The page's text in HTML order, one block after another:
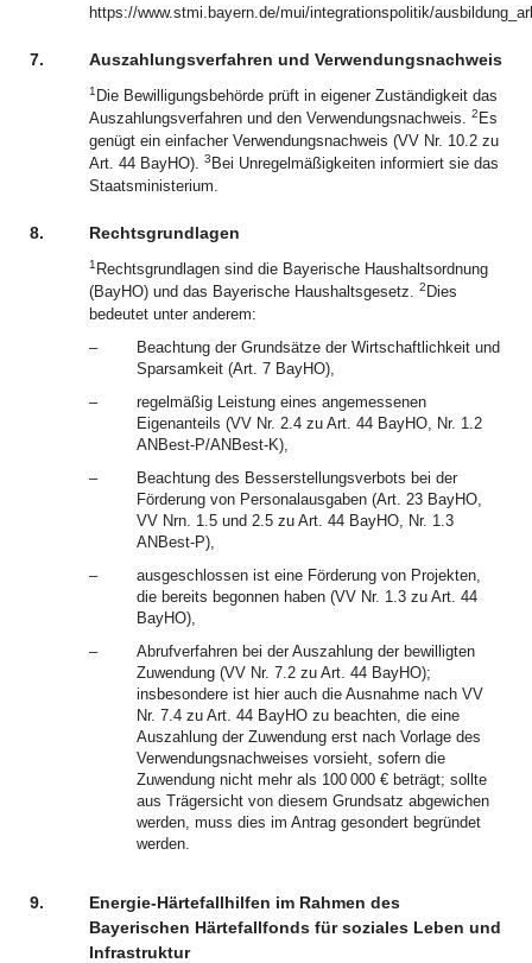
https://www.stmi.bayern.de/mui/integrationspolitik/
7. Auszahlungsverfahren und Verwendungsnachweis
1 Die Bewilligungsbehörde prüft in eigener Zuständigkeit das
Auszahlungsverfahren und den Verwendungsnachweis. 2 Es
genügt ein einfacher Verwendungsnachweis (VV Nr. 10.2 zu
Art. 44 BayHO). 3 Bei Unregelmäßigkeiten informiert sie das
Staatsministerium.
8. Rechtsgrundlagen
1 Rechtsgrundlagen sind die Bayerische Haushaltsordnung
(BayHO) und das Bayerische Haushaltsgesetz. 2 Dies
bedeutet unter anderem:
–
Beachtung der Grundsätze der Wirtschaftlichkeit und
Sparsamkeit (Art. 7 BayHO),
–
regelmäßig Leistung eines angemessenen
Eigenanteils (VV Nr. 2.4 zu Art. 44 BayHO, Nr. 1.2
ANBest-P/ANBest-K),
–
Beachtung des Besserstellungsverbots bei der
Förderung von Personalausgaben (Art. 23 BayHO,
VV Nrn. 1.5 und 2.5 zu Art. 44 BayHO, Nr. 1.3
ANBest-P),
–
ausgeschlossen ist eine Förderung von Projekten,
die bereits begonnen haben (VV Nr. 1.3 zu Art. 44
BayHO),
–
Abrufverfahren bei der Auszahlung der bewilligten
Zuwendung (VV Nr. 7.2 zu Art. 44 BayHO);
insbesondere ist hier auch die Ausnahme nach VV
Nr. 7.4 zu Art. 44 BayHO zu beachten, die eine
Auszahlung der Zuwendung erst nach Vorlage des
Verwendungsnachweises vorsieht, sofern die
Zuwendung nicht mehr als 100 000 € beträgt; sollte
aus Trägersicht von diesem Grundsatz abgewichen
werden, muss dies im Antrag gesondert begründet
werden.
9.
Energie-Härtefallhilfen im Rahmen des
Bayerischen Härtefallfonds für soziales Leben und
Infrastruktur